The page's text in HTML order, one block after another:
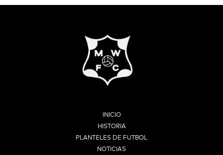
INICIO
HISTORIA
PLANTELES DE FUTBOL
NOTICIAS